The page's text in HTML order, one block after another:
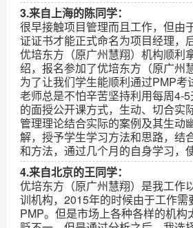
3.来自上海的陈同学：
很早接触项目管理而且工作，但由
证证书才能正式命名为项目经理，
优培东方（原广州慧翔）机构顺利
绍，报名参加了优培东方（原广州
为了让我们学生能顺利通过PMP考
老师总是不怕辛苦坚持利用每周4-
的面授公开课方式，生动、切合实
管理理论结合实际的案例及其生动
解，授予学生学习方法和思路，结
和方法，通过几个月的自身学习，
4.来自北京的王同学：
优培东方（原广州慧翔）是我工作
训机构，2015年的时候由于工作需
PMP。但是市场上各种各样的机构